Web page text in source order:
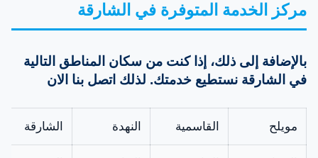
حلة الغسيل
ميديا
كما تصنع من أجود انواع
لوضع الملابس بداخلها
لبدء عملية الغسيل.
متاحمركز الخدمة المتوفرة في الشارقة
بالإضافة إلى ذلك، إذا كنت من سكان المناطق التالية
في الشارقة نستطيع خدمتك. لذلك اتصل بنا الان
مويلح القاسمية النهدة الشارقة